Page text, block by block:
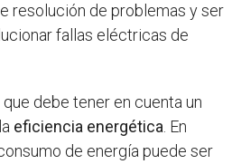
resolución de problemas y ser
fallas eléctricas de
debe tener en cuenta un
eficiencia energética . En
de energía puede ser